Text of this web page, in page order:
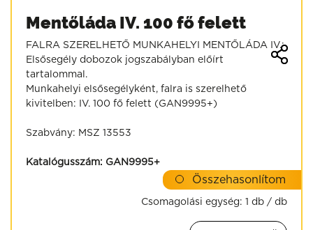
Mentőláda IV. 100 fő felett
FALRA SZERELHETŐ MUNKAHELYI MENTŐLÁDA IV.:
Elsősegély dobozok jogszabályban előírt
tartalommal.
Munkahelyi elsősegélyként, falra is szerelhető
kivitelben: IV. 100 fő felett (GAN9995+)
Szabvány: MSZ 13553
Katalógusszám: GAN9995+
Összehasonlítom
Csomagolási egység: 1 db / db